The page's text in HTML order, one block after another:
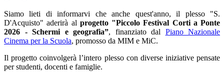
Siamo lieti di informarvi che anche quest'anno, il plesso "S.
D'Acquisto" aderirà al progetto "Piccolo Festival Corti a Ponte
2026 - Schermi e geografia”, finanziato dal Piano Nazionale
Cinema per la Scuola, promosso da MIM e MiC.
Il progetto coinvolgerà l’intero plesso con diverse iniziative pensate
per studenti, docenti e famiglie.